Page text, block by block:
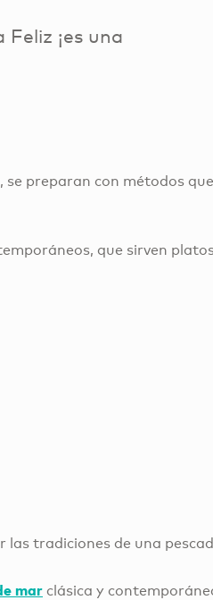
¡es una
preparan con métodos
que sirven
tradiciones de una
mar clásica y